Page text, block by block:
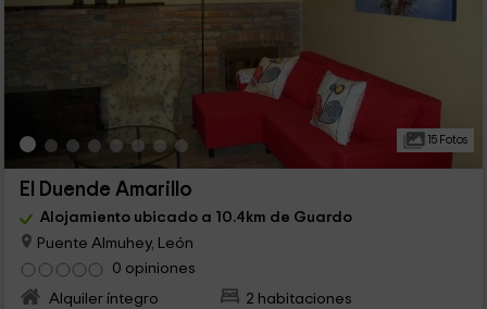
15 Fotos
El Duende Amarillo
Alojamiento ubicado a 10.4km de Guardo
Puente Almuhey, León
0 opiniones
Alquiler íntegro
2 habitaciones